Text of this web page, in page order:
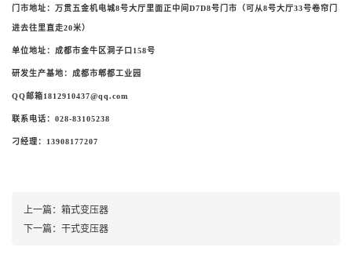
门市地址：万贯五金机电城8号大厅里面正中间D7D8号门市（可从8号大厅33号卷帘门
进去往里直走20米）
单位地址：成都市金牛区洞子口 158号
研发生产基地：成都市郫都工业园
QQ邮箱1812910437@qq.com
联系电话： 028-83105238
刁经理： 13908177207
上一篇： 箱式变压器
下一篇： 干式变压器